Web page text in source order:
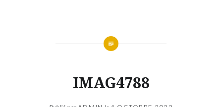
IMAG4788